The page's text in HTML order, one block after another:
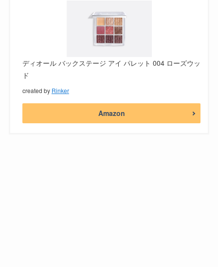
ディオール バックステージ アイ パレット 004 ローズウッ
ド
created by Rinker
Amazon